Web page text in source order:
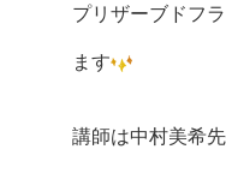
プリザーブドフ
ます
講師は中村美希